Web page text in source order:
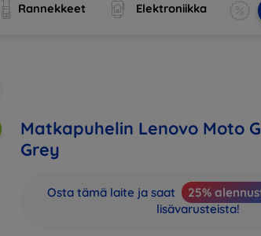
Rannekkeet Elektroniikka
Matkapuhelin Lenovo Moto
Grey
Osta tämä laite ja saat 25%
lisävarusteista!